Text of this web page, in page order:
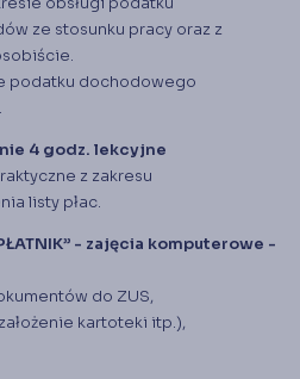
ze stosunku pracy oraz z
podatku dochodowego
4 godz. lekcyjne
z zakresu
listy płac.
- zajęcia komputerowe -
do ZUS,
kartoteki itp.),